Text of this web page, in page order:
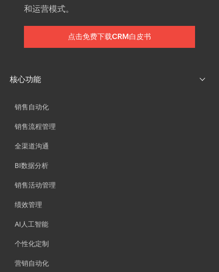
私政策。
和运营模式。
点击免费下载CRM白皮书
核心功能
销售自动化
销售流程管理
全渠道沟通
BI数据分析
销售活动管理
绩效管理
AI人工智能
个性化定制
营销自动化